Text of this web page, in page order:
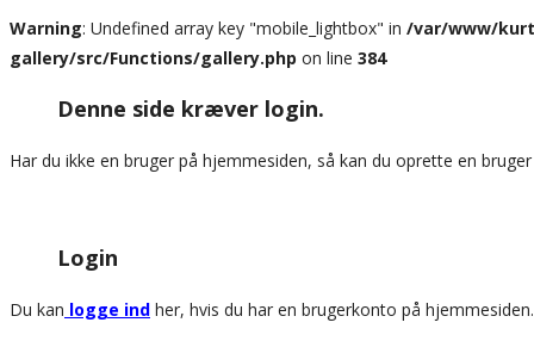
website
Warning: Undefined array key "mobile_lightbox" in /var/www/
gallery/src/Functions/gallery.php on line 384
Denne side kræver login.
Har du ikke en bruger på hjemmesiden, så kan du oprette en
Login
Du kan logge ind her, hvis du har en brugerkonto på hjemmesiden.